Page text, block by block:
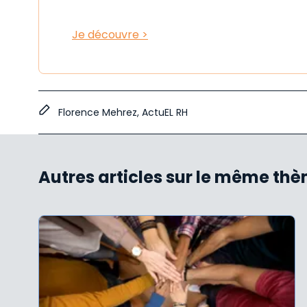
Je découvre >
Florence Mehrez, ActuEL RH
Autres articles sur le même